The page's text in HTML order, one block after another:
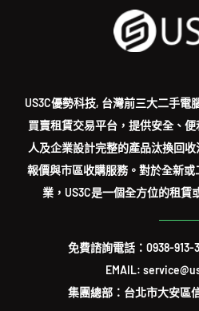
US3C優勢科技, 台灣前三大二手
買賣租賃交易平台，提供安全、
人及企業設計完整的產品汰換回
報價與市區收購服務。對於全新
業，US3C是一個全方位的租賃
免費諮詢電話： 0938-913-
EMAIL:
集團總部：台北市大安區